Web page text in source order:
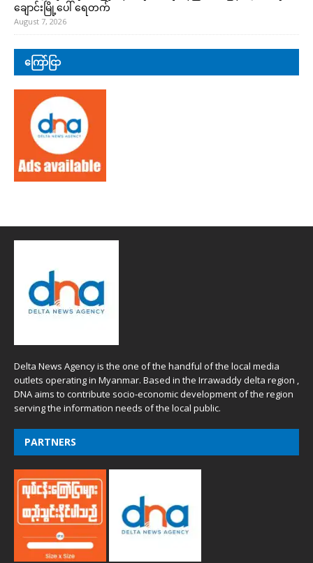
ချောင်းမြို့ပေါ် ရေတက်
August 7, 2026
ကြော်ငြာ
Delta News Agency is the one of the handful of the local media
outlets operating in Myanmar. Based in the Irrawaddy delta region ,
DNA aims to contribute socio-economic development of the region
serving the information needs of the local public.
PARTNERS